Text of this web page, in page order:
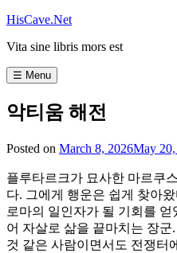
Skip
content
HisCave.Net
Vita sine libris mors est
☰ Menu
악티움 해전
Posted on March 8, 2026May
플루타르크가 묘사한 마르쿠
다. 그에게 행운은 쉽게 찾아
로마의 일인자가 될 기회를
어 자살로 삶을 끝마치는 장
것 같은 사람이면서도 전쟁터